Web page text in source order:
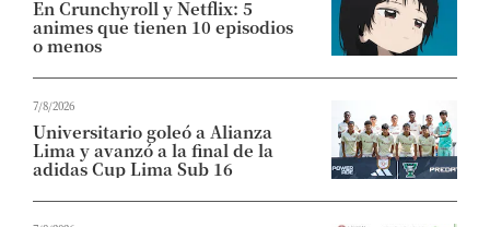
En Crunchyroll y Netflix: 5
animes que tienen 10 episodios
o menos
7/8/2026
Universitario goleó a Alianza
Lima y avanzó a la final de la
adidas Cup Lima Sub 16